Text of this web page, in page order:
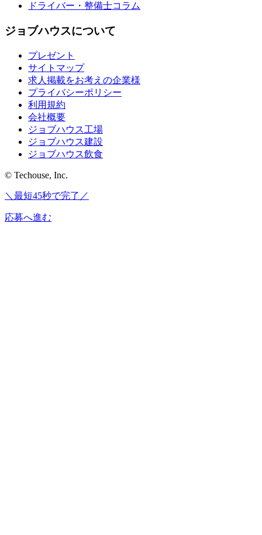
ドライバー・整備士コラム
ジョブハウスについて
プレゼント
サイトマップ
求人掲載をお考えの企業様
プライバシーポリシー
利用規約
会社概要
ジョブハウス工場
ジョブハウス建設
ジョブハウス飲食
© Techouse, Inc.
＼最短45秒で完了／
応募へ進む